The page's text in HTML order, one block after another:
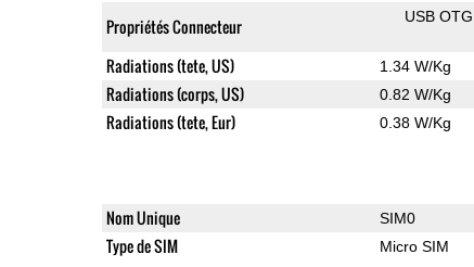
Propriétés Connecteur USB OTG
Radiations (tete, US) 1.34 W/Kg
Radiations (corps, US) 0.82 W/Kg
Radiations (tete, Eur) 0.38 W/Kg
Nom Unique SIM0
Type de SIM Micro SIM